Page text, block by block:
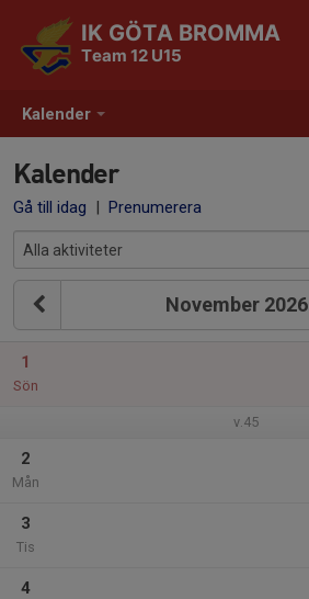
Kalender
IK GÖTA BROMMA
Team 12 U15
Kalender
Gå till idag | Prenumerera
November 2026
1
Sön
v.45
2
Mån
3
Tis
4